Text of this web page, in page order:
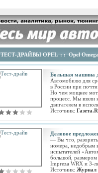
ТЕСТ-ДРАЙВЫ OPEL: : Opel
Большая машина
Автомобилю для
в России при
Но чем мощнее
процесс. Мы взяли
двигателем в
Источник:
Деловое
— Вы что,
номера, недобрым
испытателей
большой,
Impreza WRX и 3-
Источник: Журнал